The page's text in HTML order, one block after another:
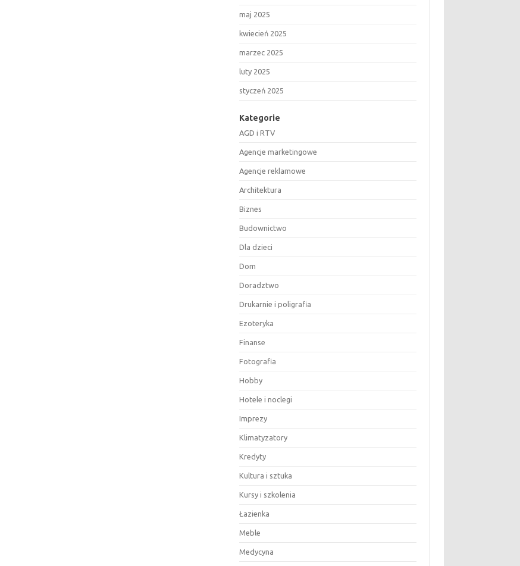
maj 2025
kwiecień 2025
marzec 2025
luty 2025
styczeń 2025
Kategorie
AGD i RTV
Agencje marketingowe
Agencje reklamowe
Architektura
Biznes
Budownictwo
Dla dzieci
Dom
Doradztwo
Drukarnie i poligrafia
Ezoteryka
Finanse
Fotografia
Hobby
Hotele i noclegi
Imprezy
Klimatyzatory
Kredyty
Kultura i sztuka
Kursy i szkolenia
Łazienka
Meble
Medycyna